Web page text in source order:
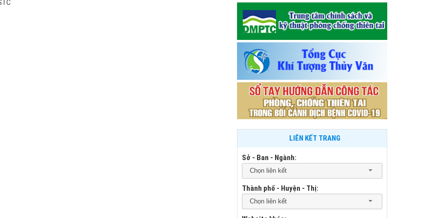
LIÊN KẾT TRANG
Sở - Ban - Ngành:
Chọn liên kết
Thành phố - Huyện - Thị:
Chọn liên kết